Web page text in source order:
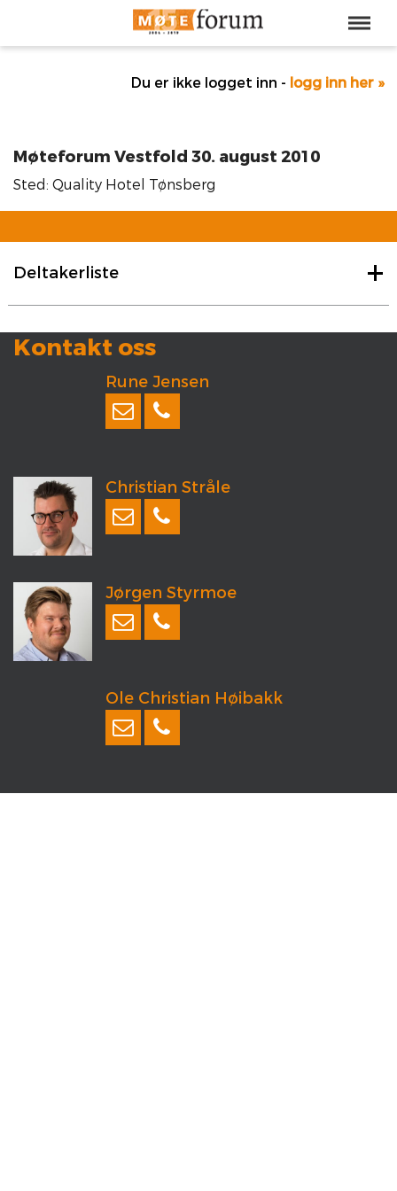
Du er ikke logget inn - logg inn her »
Møteforum Vestfold 30. august 2010
Sted: Quality Hotel Tønsberg
Deltakerliste
Kontakt oss
Rune Jensen
Christian Stråle
Jørgen Styrmoe
Ole Christian Høibakk